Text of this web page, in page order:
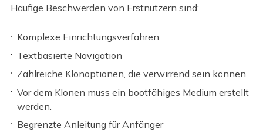
Häufige Beschwerden von Erstnutzern sind:
Komplexe Einrichtungsverfahren
Textbasierte Navigation
Zahlreiche Klonoptionen, die verwirrend sein können.
Vor dem Klonen muss ein bootfähiges Medium erstellt
werden.
Begrenzte Anleitung für Anfänger